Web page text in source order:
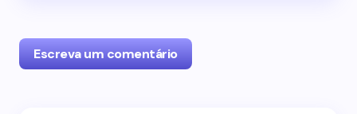
Escreva um comentário